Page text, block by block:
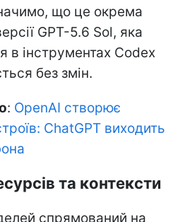
що це окрема
GPT-5.6 Sol, яка
в інструментах Codex
без змін.
: OpenAI створює
ChatGPT виходить
та контексти
спрямований на